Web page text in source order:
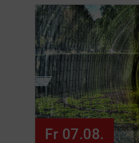
Fr 07.08.